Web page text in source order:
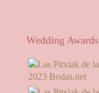
Wedding Awards